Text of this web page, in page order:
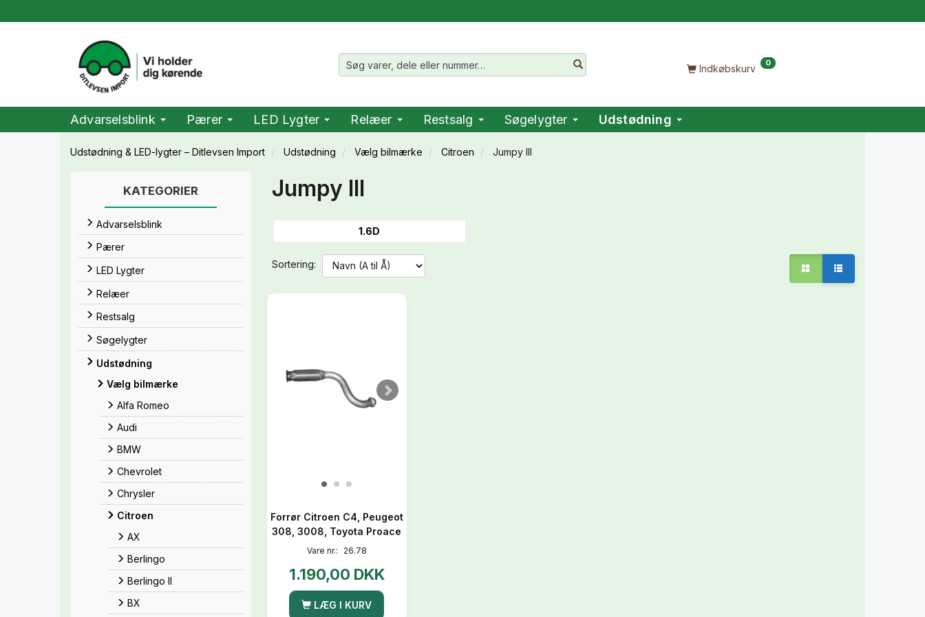
Indkøbskurv 0
Advarselsblink Pærer LED Lygter Relæer Restsalg Søgelygter Udstødning
Udstødning & LED-lygter – Ditlevsen Import Udstødning Vælg bilmærke Citroen Jumpy III
KATEGORIER
Advarselsblink
Pærer
LED Lygter
Relæer
Restsalg
Søgelygter
Udstødning
Vælg bilmærke
Alfa Romeo
Audi
BMW
Chevrolet
Chrysler
Citroen
AX
Berlingo
Berlingo II
BX
Jumpy III
1.6D
Sortering:
Forrør Citroen C4, Peugeot
308, 3008, Toyota Proace
Vare nr.: 26.78
1.190,00 DKK
LÆG I KURV